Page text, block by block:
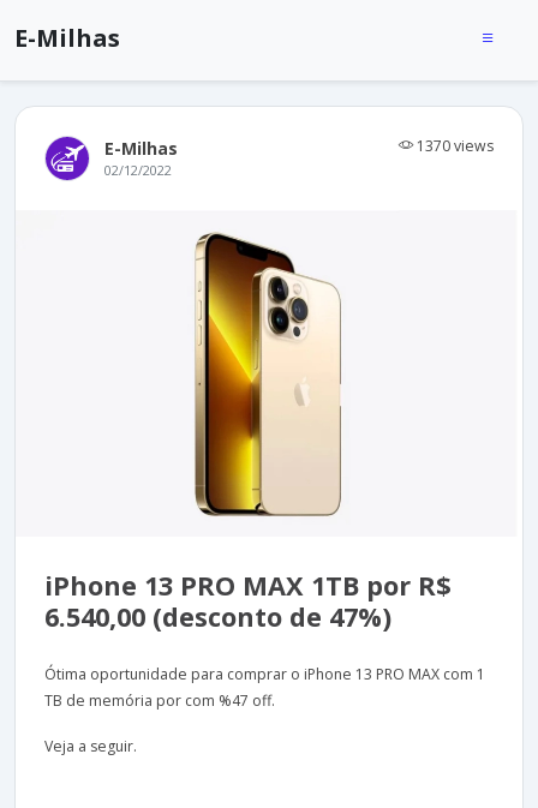
E-Milhas
E-Milhas 1370 views
02/12/2022
iPhone 13 PRO MAX 1TB por R$
6.540,00 (desconto de 47%)
Ótima oportunidade para comprar o iPhone 13 PRO MAX com 1
TB de memória por com %47 off.
Veja a seguir.